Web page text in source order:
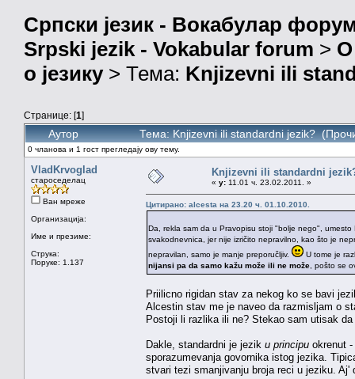
Српски језик - Вокабулар
Srpski jezik - Vokabular forum > О
о језику> Тема: Knjizevni ili
Странице: [1]
Аутор Тема: Knjizevni ili standardni jezik?
0 чланова и 1 гост прегледају ову тему.
VladKrvoglad
староседелац
Ван мреже
Организација:
Име и презиме:
Струка:
Поруке: 1.137
Knjizevni ili standardni
« у: 11.01 ч. 23.02.2011. »
Цитирано: alcesta на 23.20 ч. 01.10.2010.
Da, rekla sam da u Pravopisu stoji "bolje nego",
svakodnevnica, jer nije izričito nepravilno, kao što je
nepravilan, samo je manje preporučljiv.
U tome je
nijansi pa da samo kažu može ili ne može , pošto se
Priilicno rigidan stav za nekog ko se bavi
Alcestin stav me je naveo da razmisljam o
Postoji li razlika ili ne? Stekao sam utisak
Dakle, standardni je jezik u principu okrenut
sporazumevanja govornika istog jezika.
stvari tezi smanjivanju broja reci u jeziku. Aj'